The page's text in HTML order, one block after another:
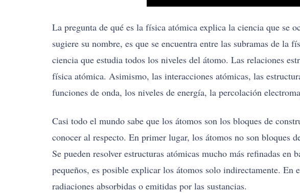
La pregunta de qué es la física atómica explica la ciencia que se
sugiere su nombre, es que se encuentra entre las subramas de
ciencia que estudia todos los niveles del átomo. Las relaciones
física atómica. Asimismo, las interacciones atómicas, las
funciones de onda, los niveles de energía, la percolación
Casi todo el mundo sabe que los átomos son los bloques de
conocer al respecto. En primer lugar, los átomos no son bloques
Se pueden resolver estructuras atómicas mucho más refinadas
pequeños, es posible explicar los átomos solo indirectamente. En
radiaciones absorbidas o emitidas por las sustancias.